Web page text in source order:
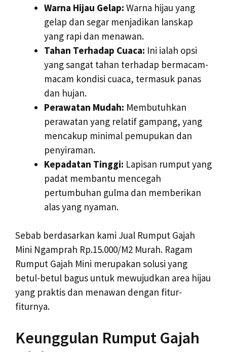
Warna Hijau Gelap: Warna hijau yang
gelap dan segar menjadikan lanskap
yang rapi dan menawan.
Tahan Terhadap Cuaca: Ini ialah opsi
yang sangat tahan terhadap bermacam-
macam kondisi cuaca, termasuk panas
dan hujan.
Perawatan Mudah: Membutuhkan
perawatan yang relatif gampang, yang
mencakup minimal pemupukan dan
penyiraman.
Kepadatan Tinggi: Lapisan rumput yang
padat membantu mencegah
pertumbuhan gulma dan memberikan
alas yang nyaman.
Sebab berdasarkan kami Jual Rumput Gajah
Mini Ngamprah Rp.15.000/M2 Murah. Ragam
Rumput Gajah Mini merupakan solusi yang
betul-betul bagus untuk mewujudkan area hijau
yang praktis dan menawan dengan fitur-
fiturnya.
Keunggulan Rumput Gajah